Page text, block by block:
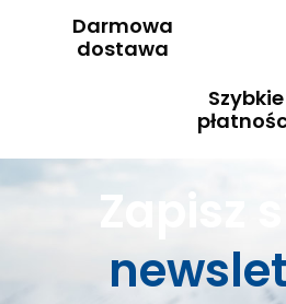
Darmowa
dostawa
Szybkie
Zapisz